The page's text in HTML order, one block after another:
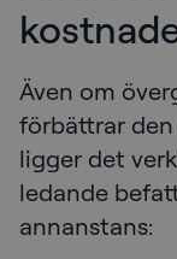
Även om
förbättrar
ligger det
ledande
annanstans: